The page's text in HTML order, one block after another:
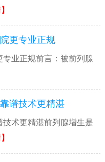
更专业正规
业正规前言：被前列腺
谱技术更精湛
术更精湛前列腺增生是